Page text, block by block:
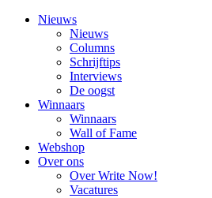
Nieuws
Nieuws
Columns
Schrijftips
Interviews
De oogst
Winnaars
Winnaars
Wall of Fame
Webshop
Over ons
Over Write Now!
Vacatures